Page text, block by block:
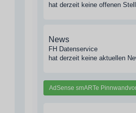
hat derzeit keine offenen
News
FH Datenservice
hat derzeit keine aktuellen
AdSense smARTe